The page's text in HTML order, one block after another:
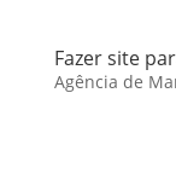
Fazer site
Agência de